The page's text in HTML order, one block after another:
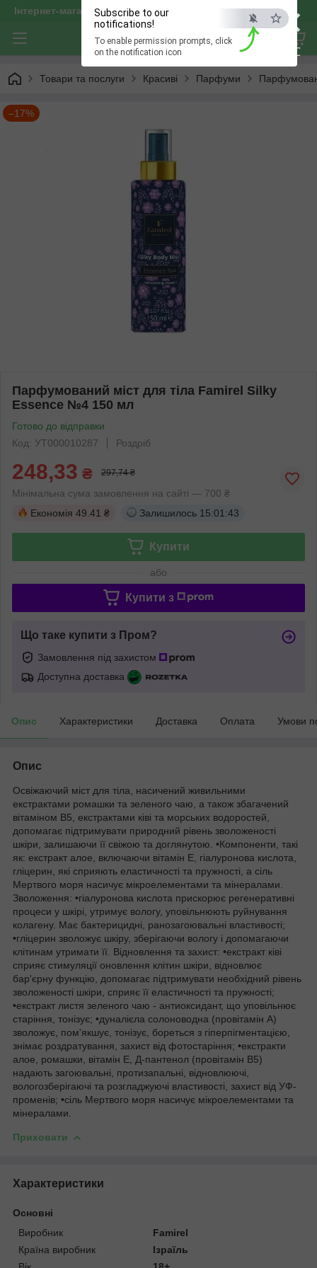
×
ESC
Subscribe to our
notifications!
To enable permission prompts, click
on the notification icon
Інтернет-магазин "optservis"
Товари та послуги Красиві Парфуми
–17%
Парфумований міст для тіла Famirel Silky
Essence №4 150 мл
Готово до відправки
Код: УТ000010287
Роздріб
248,33 ₴ 297,74 ₴
Мінімальна сума замовлення на сайті — 700 ₴
Економія 49.41 ₴ Залишилось 15:01:42
Купити
або
Купити з
Що таке купити з Пром?
Замовлення під захистом
Доступна доставка
Опис Характеристики Доставка Оплата Умови
Опис
Освіжаючий міст для тіла, насичений живильними
екстрактами ромашки та зеленого чаю, а також збагачений
вітаміном В5, екстрактами ківі та морських водоростей,
допомагає підтримувати природний рівень зволоженості
шкіри, залишаючи її свіжою та доглянутою. •Компоненти, такі
як: екстракт алое, включаючи вітамін Е, гіалуронова кислота,
гліцерин, які сприяють еластичності та пружності, а сіль
Мертвого моря насичує мікроелементами та мінералами.
Зволоження: •гіалуронова кислота прискорює регенеративні
процеси у шкірі, утримує вологу, уповільнюють руйнування
колагену. Має бактерицидні, ранозагоювальні властивості;
•гліцерин зволожує шкіру, зберігаючи вологу і допомагаючи
клітинам утримати її. Відновлення та захист: •екстракт ківі
сприяє стимуляції оновлення клітин шкіри, відновлює
бар'єрну функцію, допомагає підтримувати необхідний рівень
зволоженості шкіри, сприяє її еластичності та пружності;
•екстракт листя зеленого чаю - антиоксидант, що уповільнює
старіння, тонізує; •дуналієла солоноводна (провітамін А)
зволожує, пом'якшує, тонізує, бореться з гіперпігментацією,
знімає роздратування, захист від фотостаріння; •екстракти
алое, ромашки, вітамін Е, Д-пантенол (провітамін В5)
надають загоювальні, протизапальні, відновлюючі,
вологозберігаючі та розгладжуючі властивості, захист від УФ-
променів; •сіль Мертвого моря насичує мікроелементами та
мінералами.
Приховати
Характеристики
Основні
Виробник
Famirel
Країна виробник
Ізраїль